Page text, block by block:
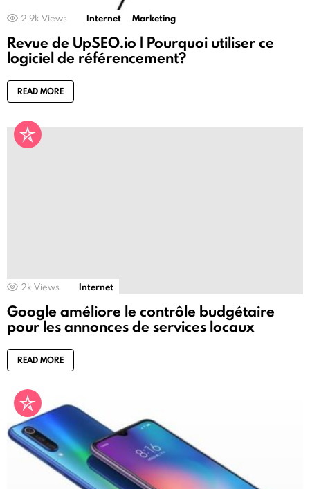
2.9k Views Internet Marketing
Revue de UpSEO.io | Pourquoi utiliser ce
logiciel de référencement?
READ MORE
2k Views Internet
Google améliore le contrôle budgétaire
pour les annonces de services locaux
READ MORE